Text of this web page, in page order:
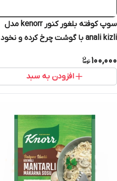
سوپ کوفته بلغور کنور kenorr مدل
anali kizli با گوشت چرخ کرده و نخود
100,000
افزودن به سبد